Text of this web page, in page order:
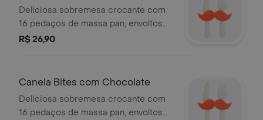
Deliciosa sobremesa crocante com
16 pedaços de massa pan, envoltos
em açúcar e canela, e cobertos com
R$ 26,90
Canela Bites com Chocolate
Deliciosa sobremesa crocante com
16 pedaços de massa pan, envoltos